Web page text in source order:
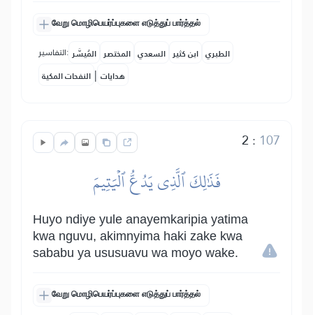
வேறு மொழிபெயர்ப்புகளை எடுத்துப் பார்த்தல்
التفاسير: المُيسَّر المختصر السعدي ابن كثير الطبري
النفحات المكية | هدايات
2 : 107
فَذَٰلِكَ ٱلَّذِي يَدُعُّ ٱلۡيَتِيمَ
Huyo ndiye yule anayemkaripia yatima
kwa nguvu, akimnyima haki zake kwa
sababu ya ususuavu wa moyo wake.
வேறு மொழிபெயர்ப்புகளை எடுத்துப் பார்த்தல்